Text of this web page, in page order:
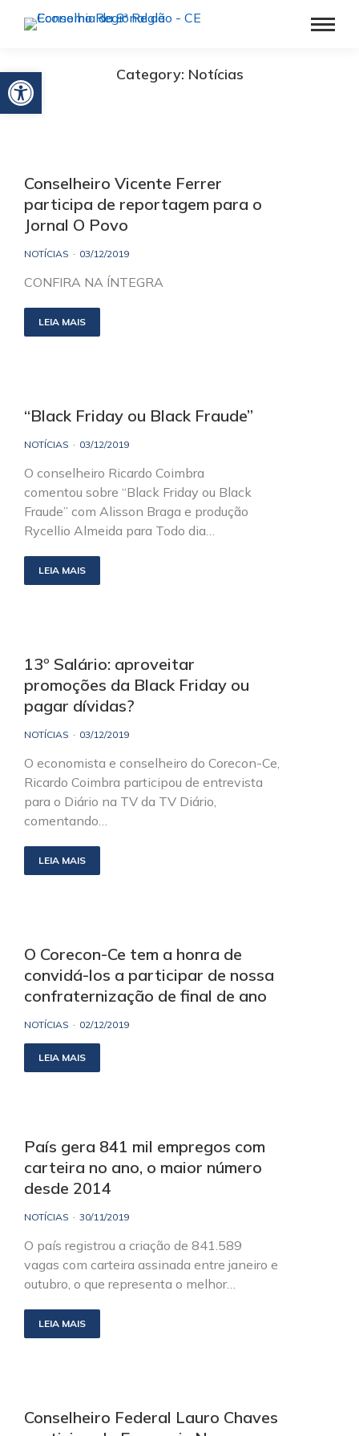
Barra de Ferramentas Aberta Category: Notícias
Conselheiro Vicente Ferrer
participa de reportagem para o
Jornal O Povo
NOTÍCIAS 03/12/2019
CONFIRA NA ÍNTEGRA
LEIA MAIS
“Black Friday ou Black Fraude”
NOTÍCIAS 03/12/2019
O conselheiro Ricardo Coimbra
comentou sobre “Black Friday ou Black
Fraude” com Alisson Braga e produção
Rycellio Almeida para Todo dia…
LEIA MAIS
13º Salário: aproveitar
promoções da Black Friday ou
pagar dívidas?
NOTÍCIAS 03/12/2019
O economista e conselheiro do Corecon-Ce,
Ricardo Coimbra participou de entrevista
para o Diário na TV da TV Diário,
comentando…
LEIA MAIS
O Corecon-Ce tem a honra de
convidá-los a participar de nossa
confraternização de final de ano
NOTÍCIAS 02/12/2019
LEIA MAIS
País gera 841 mil empregos com
carteira no ano, o maior número
desde 2014
NOTÍCIAS 30/11/2019
O país registrou a criação de 841.589
vagas com carteira assinada entre janeiro e
outubro, o que representa o melhor…
LEIA MAIS
Conselheiro Federal Lauro Chaves